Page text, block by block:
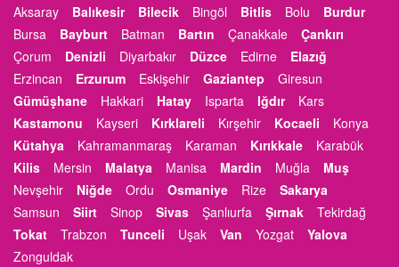
Aksaray
Balıkesir Bilecik Bingöl Bitlis Bolu
Burdur
Bursa
Bayburt Batman Bartın Çanakkale
Çankırı
Çorum
Denizli Diyarbakır Düzce Edirne
Elazığ
Erzincan
Erzurum Eskişehir Gaziantep
Giresun
Gümüşhane
Hakkari Hatay Isparta Iğdır
Kars
Kastamonu
Kayseri Kırklareli Kırşehir Kocaeli
Konya
Kütahya
Kahramanmaraş Karaman Kırıkkale
Karabük
Kilis
Mersin Malatya Manisa Mardin Muğla
Muş
Nevşehir
Niğde Ordu Osmaniye Rize
Sakarya
Samsun
Siirt Sinop Sivas Şanlıurfa Şırnak
Tekirdağ
Tokat
Trabzon Tunceli Uşak Van Yozgat
Yalova
Zonguldak